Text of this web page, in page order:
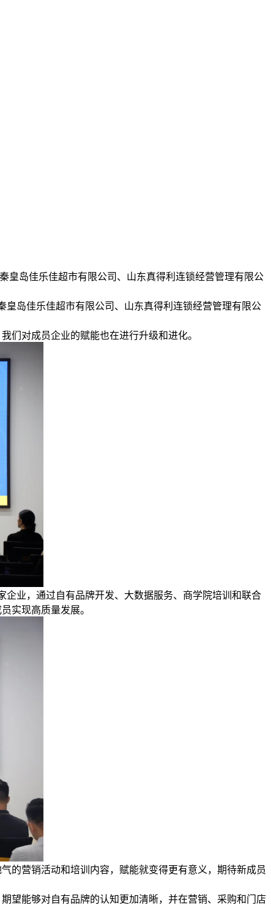
皇岛佳乐佳超市有限公司、山东真得利连锁经营管理有限公
皇岛佳乐佳超市有限公司、山东真得利连锁经营管理有限公
们对成员企业的赋能也在进行升级和进化。
企业，通过自有品牌开发、大数据服务、商学院培训和联合
实现高质量发展。
的营销活动和培训内容，赋能就变得更有意义，期待新成员
望能够对自有品牌的认知更加清晰，并在营销、采购和门店